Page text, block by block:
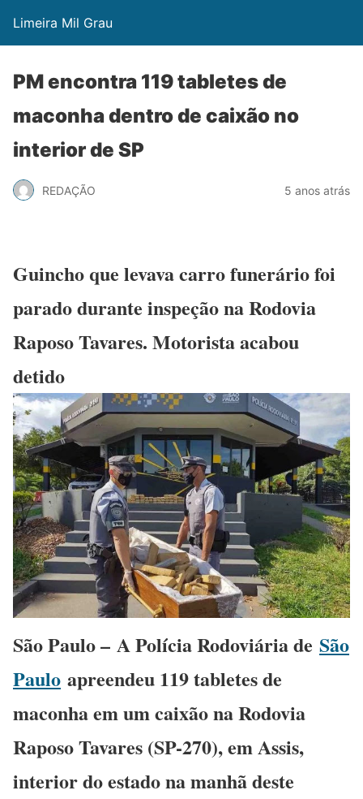
Limeira Mil Grau
PM encontra 119 tabletes de
maconha dentro de caixão no
interior de SP
REDAÇÃO 5 anos atrás
Guincho que levava carro funerário foi
parado durante inspeção na Rodovia
Raposo Tavares. Motorista acabou
detido
São Paulo – A Polícia Rodoviária de São
Paulo apreendeu 119 tabletes de
maconha em um caixão na Rodovia
Raposo Tavares (SP-270), em Assis,
interior do estado na manhã deste